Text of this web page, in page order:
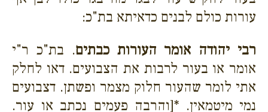
עורות כולם לבנים כדאיתא בת"כ:
רבי יהודה אומר העורות כבתים. בת"כ ר"י
אומר או בעור לרבות את הצבועים. דאו לחלק
אתי לומר שהעור חלוק מצמר ופשתן. דצבועים
נמי מיטמאין. *[והרבה פעמים נכתב או עור.